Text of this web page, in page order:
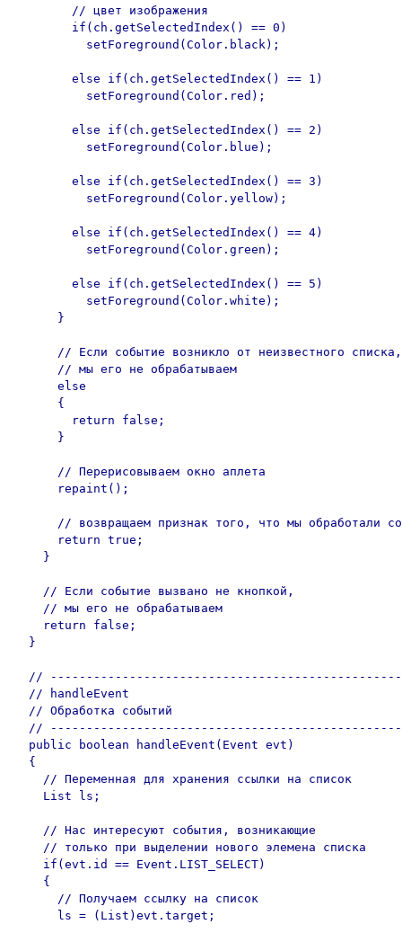
        // цвет изображения
        if(ch.getSelectedIndex() == 0)
          setForeground(Color.black);
        else if(ch.getSelectedIndex() == 1)
          setForeground(Color.red);
        else if(ch.getSelectedIndex() == 2)
          setForeground(Color.blue);
        else if(ch.getSelectedIndex() == 3)
          setForeground(Color.yellow);
        else if(ch.getSelectedIndex() == 4)
          setForeground(Color.green);
        else if(ch.getSelectedIndex() == 5)
          setForeground(Color.white);
      }
      // Если событие возникло от неизвестного списка,
      // мы его не обрабатываем
      else
      {
        return false;
      }
      // Перерисовываем окно аплета
      repaint();
// возвращаем признак того, что мы обработали
      return true;
    }
    // Если событие вызвано не кнопкой,
    // мы его не обрабатываем
    return false;
  }
//
  // handleEvent
  // Обработка событий
//
  public boolean handleEvent(Event evt)
  {
    // Переменная для хранения ссылки на список
    List ls;
    // Нас интересуют события, возникающие
    // только при выделении нового элемена списка
    if(evt.id == Event.LIST_SELECT)
    {
      // Получаем ссылку на список
      ls = (List)evt.target;